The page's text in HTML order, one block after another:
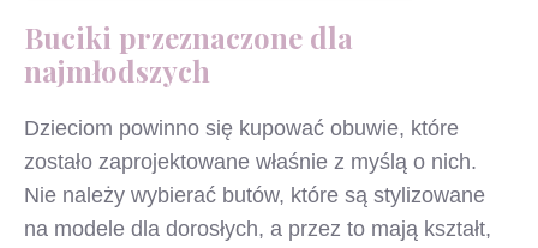
Buciki przeznaczone dla
najmłodszych
Dzieciom powinno się kupować obuwie, które
zostało zaprojektowane właśnie z myślą o nich.
Nie należy wybierać butów, które są stylizowane
na modele dla dorosłych, a przez to mają kształt,